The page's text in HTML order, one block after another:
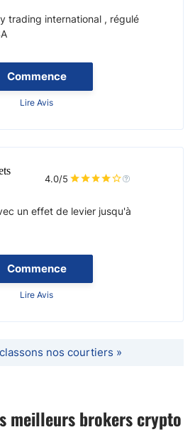
Commence
Lire Avis
trading international , régulé
Commence
Lire Avis
4.0/5
un effet de levier jusqu'à
nos courtiers »
meilleurs brokers crypto